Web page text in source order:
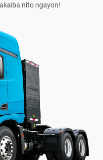
nito ngayon!